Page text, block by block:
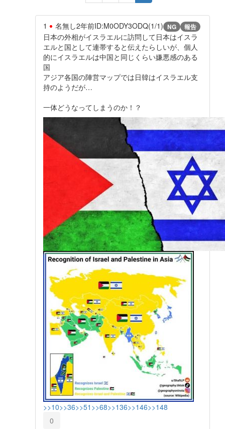
1 名無し2年前ID:M0ODY3ODQ(1/1) NG 報告
日本の外相がイスラエルに訪問して日本はイスラ
エルと国として連帯すると伝えたらしいが、個人
的にイスラエルは中国と同じくらい嫌悪感のある
国
アジア各国の陣営マップでは日韓はイスラエル支
持のようだが…
一体どうなってしまうのか！？
>>10>>36>>51 >>68>>136>>146>>148
0